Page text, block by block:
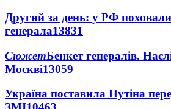
Другий за день: у РФ
генерала13831
СюжетБенкет генералів.
Москві13059
Україна поставила Путіна